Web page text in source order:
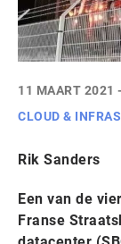
11 MAART 2021
CLOUD &
Rik Sanders
Een van de
Franse